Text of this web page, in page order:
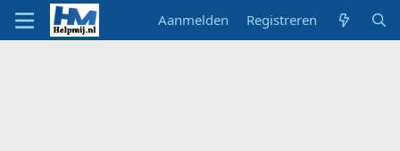
Aanmelden Registreren